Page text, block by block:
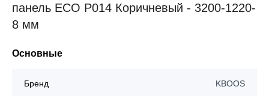
панель ECO P014 Коричневый - 3200-1220-
8 мм
Основные
Бренд KBOOS